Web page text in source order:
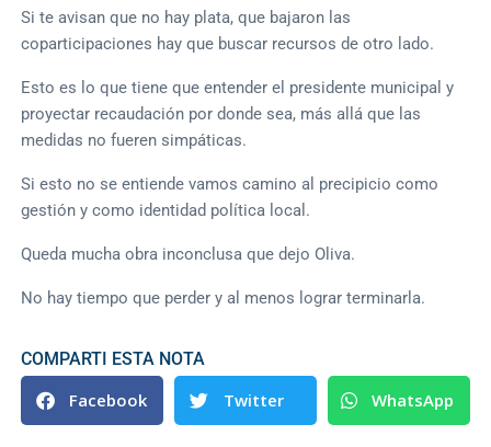
Si te avisan que no hay plata, que bajaron las
coparticipaciones hay que buscar recursos de otro lado.
Esto es lo que tiene que entender el presidente municipal y
proyectar recaudación por donde sea, más allá que las
medidas no fueren simpáticas.
Si esto no se entiende vamos camino al precipicio como
gestión y como identidad política local.
Queda mucha obra inconclusa que dejo Oliva.
No hay tiempo que perder y al menos lograr terminarla.
COMPARTI ESTA NOTA
Facebook Twitter WhatsApp